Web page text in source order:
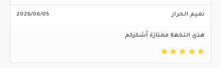
تميم الخراز 2026/06/05
هذي النكهة ممتازة أشكركم